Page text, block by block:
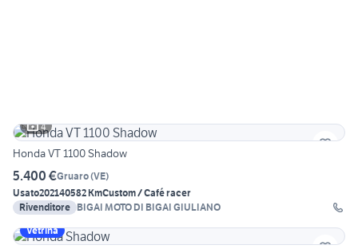
4
Honda VT 1100 Shadow
5.400 €Gruaro(VE)
Usato202140582 KmCustom / Café racer
Rivenditore BIGAI MOTO DI BIGAI GIULIANO
Vetrina